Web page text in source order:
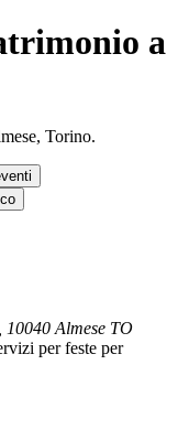
a
Torino.
Almese TO
per feste per